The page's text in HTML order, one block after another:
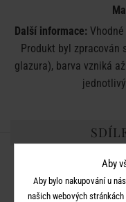
Další informace:
Produkt byl
glazura), barva vzniká
Aby
Aby bylo nakupování u
našich webových